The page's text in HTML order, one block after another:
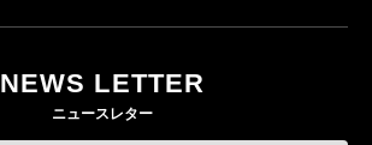
NEWS LETTER
ニュースレター